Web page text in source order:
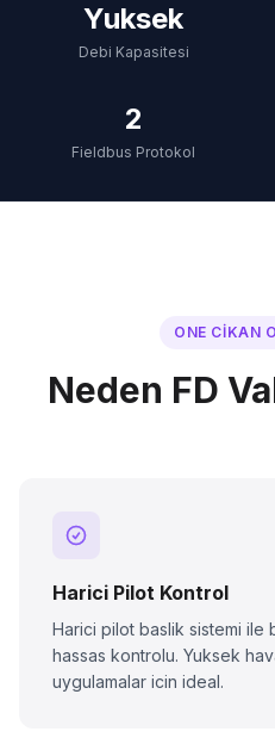
Yuksek
Debi Kapasitesi
2
Fieldbus Protokol
ONE CIKAN
Neden FD
Harici Pilot Kontrol
Harici pilot baslik sistemi ile
hassas kontrolu. Yuksek
uygulamalar icin ideal.